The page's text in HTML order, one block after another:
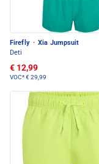
Firefly · Xia Jumpsuit
Deti
€ 12,99
VOC*€ 29,99